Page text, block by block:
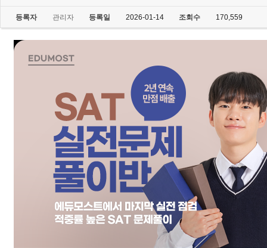
등록자 관리자 등록일 2026-01-14 조회수 170,559